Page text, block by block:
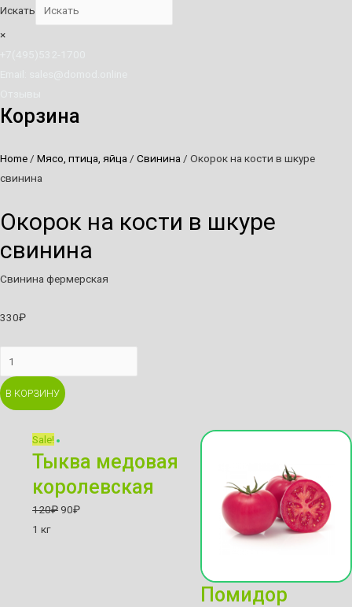
Искать
×
Корзина
Home / Мясо, птица, яйца / Свинина / Окорок на кости в шкуре
свинина
Окорок на кости в шкуре
свинина
Свинина фермерская
330₽
на
кости
свинина
В КОРЗИНУ
Sale!
Тыква медовая
королевская
120₽ 90₽
1 кг
Помидор